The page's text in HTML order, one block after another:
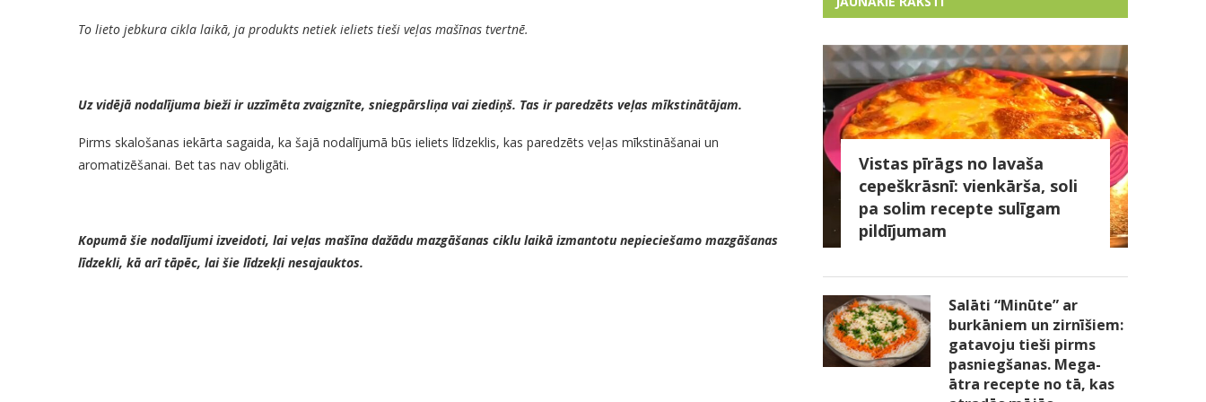
To lieto jebkura cikla laikā, ja produkts netiek ieliets tieši veļas mašīnas tvertnē.
Uz vidējā nodalījuma bieži ir uzzīmēta zvaigznīte, sniegpārsliņa vai ziediņš. Tas ir paredzēts veļas mīkstinātājam.
Pirms skalošanas iekārta sagaida, ka šajā nodalījumā būs ieliets līdzeklis, kas paredzēts veļas mīkstināšanai un
aromatizēšanai. Bet tas nav obligāti.
Kopumā šie nodalījumi izveidoti, lai veļas mašīna dažādu mazgāšanas ciklu laikā izmantotu nepieciešamo mazgāšanas
līdzekli, kā arī tāpēc, lai šie līdzekļi nesajauktos.
Vistas pīrāgs no lavaša
cepeškrāsnī: vienkārša, soli
pa solim recepte sulīgam
pildījumam
Salāti “Minūte” ar
burkāniem un zirnīšiem:
gatavoju tieši pirms
pasniegšanas. Mega-
ātra recepte no tā, kas